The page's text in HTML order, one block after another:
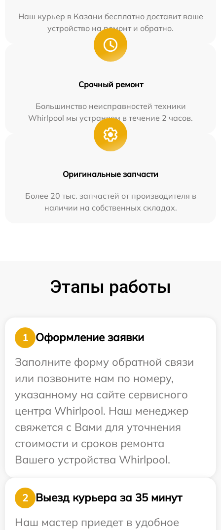
Наш курьер в Казани бесплатно доставит ваше
устройство на ремонт и обратно.
Срочный ремонт
Большинство неисправностей техники
Whirlpool мы устраняем в течение 2 часов.
Оригинальные запчасти
Более 20 тыс. запчастей от производителя в
наличии на собственных складах.
Этапы работы
1
Оформление заявки
Заполните форму обратной связи
или позвоните нам по номеру,
указанному на сайте сервисного
центра Whirlpool. Наш менеджер
свяжется с Вами для уточнения
стоимости и сроков ремонта
Вашего устройства Whirlpool.
2
Выезд курьера за 35 минут
Наш мастер приедет в удобное